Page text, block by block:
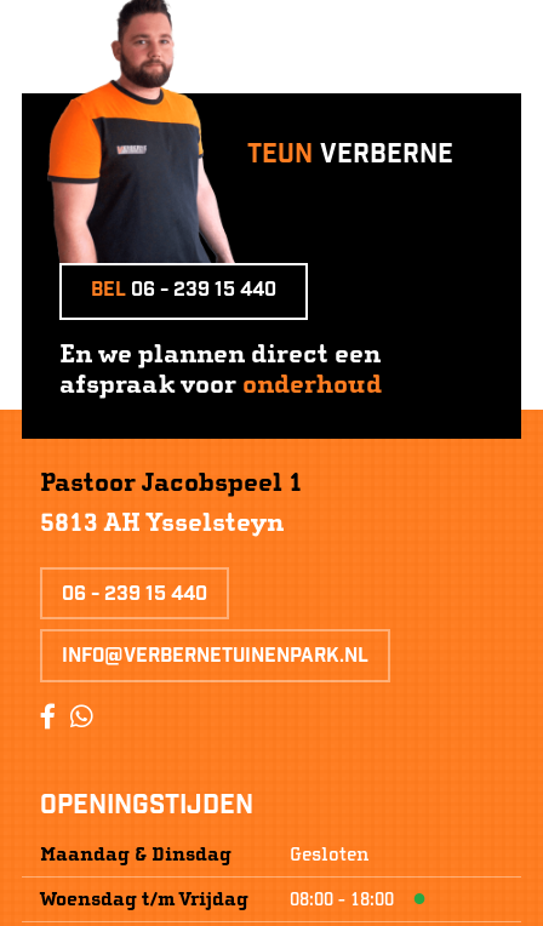
Teun Verberne
Bel06 - 239 15 440
En we plannen direct een
afspraak voor onderhoud
Pastoor Jacobspeel 1
5813 AH Ysselsteyn
06 - 239 15 440
info@verbernetuinenpark.nl
Openingstijden
Maandag & Dinsdag Gesloten
Woensdagt/mVrijdag 08:00 - 18:00